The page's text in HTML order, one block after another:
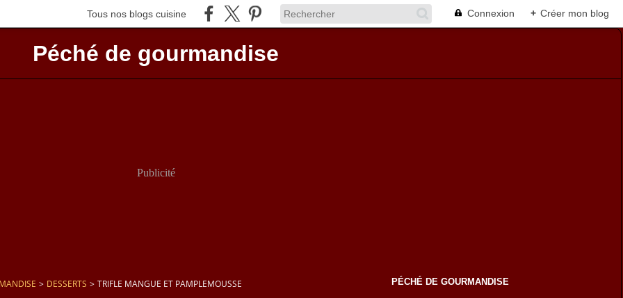
Tous nos blogs cuisine Connexion + Créer mon blog
Péché de gourmandise
Publicité
> DESSERTS > TRIFLE MANGUE ET PAMPLEMOUSSE PÉCHÉ DE GOURMANDISE